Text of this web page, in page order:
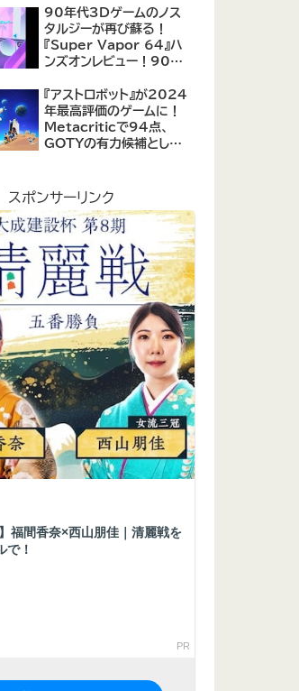
の復活
90年代3Dゲームのノス
タルジーが再び蘇る！
『Super Vapor 64』ハ
ンズオンレビュー！90年
再現したノスタルジックア
クション
『アストロボット』が2024
年最高評価のゲームに！
Metacriticで94点、
GOTYの有力候補として
スポンサーリンク